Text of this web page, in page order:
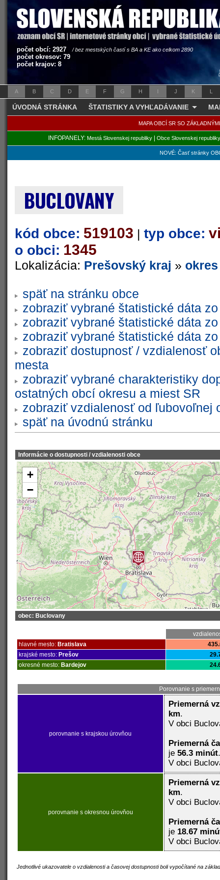
počet obcí: 2927 / bez mestských častí s BA a KE ako celkom 2890
počet okresov: 79
počet krajov: 8
A B C D E F G H I J K L
ÚVODNÁ STRÁNKA ŠTATISTIKY A VYHĽADÁVANIE
MAPA OBCÍ SR SO
INFOPANELY: Mestá Slovenskej republiky| Obce Slovenskej republiky
NOVÉ: Časť stránky
BUCLOVANY
kód obce: 519103 | typ obce:
o obci: 1345
Lokalizácia: Prešovský kraj »
späť na stránku obce
zobraziť vybrané štatistické dáta
zobraziť vybrané štatistické dáta
zobraziť vybrané štatistické dáta
zobraziť dostupnosť / vzdialenosť
mesta
zobraziť vybrané charakteristiky
ostatných obcí okresu a miest SR
zobraziť vzdialenosť od ľubovoľnej
späť na úvodnú stránku
Informácie o dostupnosti / vzdialenosti obce
+
−
obec: Buclovany
hlavné mesto: Bratislava
krajské mesto: Prešov
okresné mesto: Bardejov
Porovnanie s
porovnanie s krajskou úrovňou
Priemerná
km.
V obci
Priemerná
je 56.3 minút.
V obci
porovnanie s okresnou úrovňou
Priemerná
km.
V obci
Priemerná
je 18.67
V obci
Jednotlivé ukazovatele o vzdialenosti a časovej dostupnosti boli vypočítané na